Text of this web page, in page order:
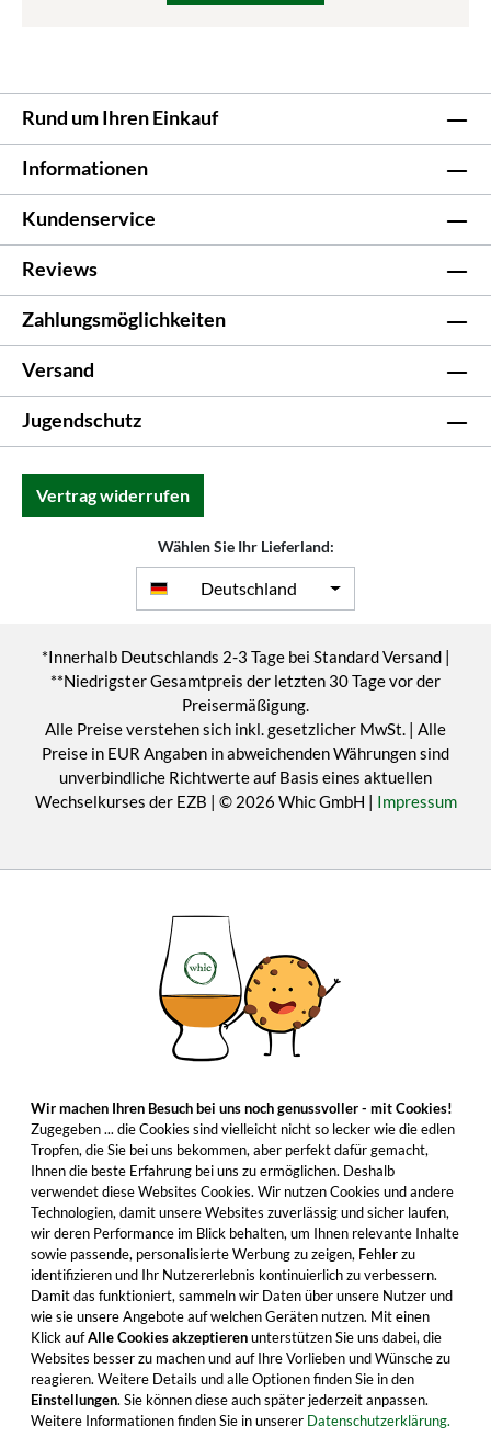
Rund um Ihren Einkauf
Informationen
Kundenservice
Reviews
Zahlungsmöglichkeiten
Versand
Jugendschutz
Vertrag widerrufen
Wählen Sie Ihr Lieferland:
Deutschland
*Innerhalb Deutschlands 2-3 Tage bei Standard Versand |
**Niedrigster Gesamtpreis der letzten 30 Tage vor der
Preisermäßigung.
Alle Preise verstehen sich inkl. gesetzlicher MwSt. | Alle
Preise in EUR Angaben in abweichenden Währungen sind
unverbindliche Richtwerte auf Basis eines aktuellen
Wechselkurses der EZB | © 2026 Whic GmbH | Impressum
Wir machen Ihren Besuch bei uns noch genussvoller - mit Cookies!
Zugegeben ... die Cookies sind vielleicht nicht so lecker wie die edlen
Tropfen, die Sie bei uns bekommen, aber perfekt dafür gemacht,
Ihnen die beste Erfahrung bei uns zu ermöglichen. Deshalb
verwendet diese Websites Cookies. Wir nutzen Cookies und andere
Technologien, damit unsere Websites zuverlässig und sicher laufen,
wir deren Performance im Blick behalten, um Ihnen relevante Inhalte
sowie passende, personalisierte Werbung zu zeigen, Fehler zu
identifizieren und Ihr Nutzererlebnis kontinuierlich zu verbessern.
Damit das funktioniert, sammeln wir Daten über unsere Nutzer und
wie sie unsere Angebote auf welchen Geräten nutzen. Mit einen
Klick aufAlle Cookies akzeptierenunterstützen Sie uns dabei, die
Websites besser zu machen und auf Ihre Vorlieben und Wünsche zu
reagieren. Weitere Details und alle Optionen finden Sie in den
Einstellungen. Sie können diese auch später jederzeit anpassen.
Weitere Informationen finden Sie in unserer Datenschutzerklärung.